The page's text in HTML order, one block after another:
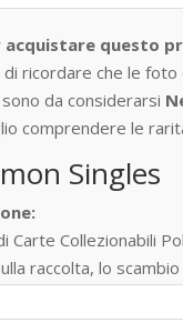
acquistare questo
ricordare che le
da considerarsi
comprendere le
Singles
Carte Collezionabili
raccolta, lo